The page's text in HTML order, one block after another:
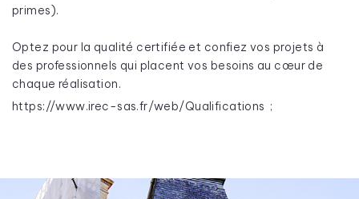
primes).
Optez pour la qualité certifiée et confiez vos projets à
des professionnels qui placent vos besoins au cœur de
chaque réalisation.
https://www.irec-sas.fr/web/Qualifications ;